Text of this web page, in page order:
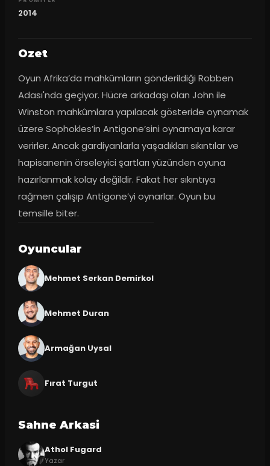
2014
Ozet
Oyun Afrika’da mahkûmların gönderildiği Robben
Adası'nda geçiyor. Hücre arkadaşı olan John ile
Winston mahkûmlara yapılacak gösteride oynamak
üzere Sophokles’in Antigone’sini oynamaya karar
verirler. Ancak gardiyanlarla yaşadıkları sıkıntılar ve
hapisanenin örseleyici şartları yüzünden oyuna
hazırlanmak kolay değildir. Fakat her sıkıntıya
rağmen çalışıp Antigone’yi oynarlar. Oyun bu
temsille biter.
Oyuncular
Mehmet Serkan Demirkol
Mehmet Duran
Armağan Uysal
Fırat Turgut
Sahne Arkasi
Athol Fugard
Yazar